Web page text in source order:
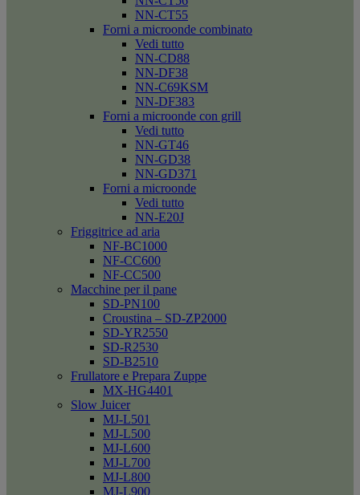
NN-CT55
Forni a microonde combinato
Vedi tutto
NN-CD88
NN-DF38
NN-C69KSM
NN-DF383
Forni a microonde con grill
Vedi tutto
NN-GT46
NN-GD38
NN-GD371
Forni a microonde
Vedi tutto
NN-E20J
Friggitrice ad aria
NF-BC1000
NF-CC600
NF-CC500
Macchine per il pane
SD-PN100
Croustina – SD-ZP2000
SD-YR2550
SD-R2530
SD-B2510
Frullatore e Prepara Zuppe
MX-HG4401
Slow Juicer
MJ-L501
MJ-L500
MJ-L600
MJ-L700
MJ-L800
MJ-L900